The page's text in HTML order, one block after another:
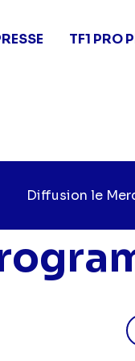
TF1 PRO
Diffusion le